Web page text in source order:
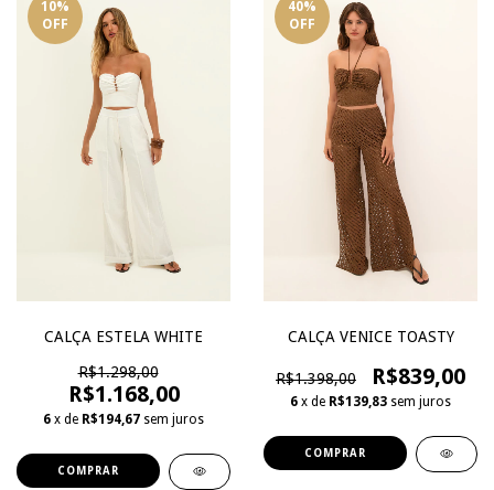
10%
OFF
CALÇA ESTELA WHITE
R$1.298,00
R$1.168,00
6 x de R$194,67 sem juros
COMPRAR
40%
OFF
CALÇA VENICE TOASTY
R$1.398,00 R$839,00
6 x de R$139,83 sem juros
COMPRAR